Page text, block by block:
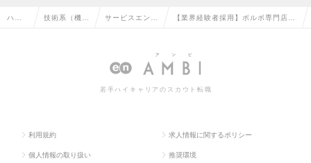
ハイ 技術系（機 サービスエンジ
メカニックの転
【業界経験者採用】ボルボ専門店の
の整備士在籍・年間休日120日の求
若手ハイキャリアのスカウト転職
利用規約 求人情報に関するポリシー
個人情報の取り扱い 推奨環境